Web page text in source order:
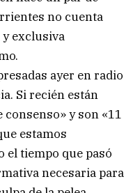
no cuenta
y exclusiva
ayer en radio
Si recién están
y son «11
estamos
el tiempo que pasó
necesaria para